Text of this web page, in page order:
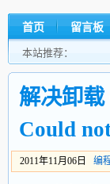
首页 留言板
本站推荐：
解决卸
Could
2011年11月06日 编